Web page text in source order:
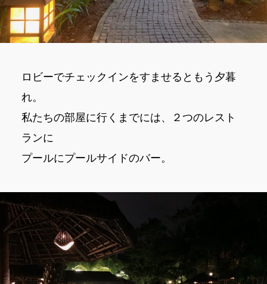
ロビーでチェックインをすませるともう夕暮
れ。
私たちの部屋に行くまでには、２つのレスト
ランに
プールにプールサイドのバー。